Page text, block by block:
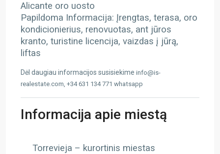
Alicante oro uosto
Papildoma Informacija: Įrengtas, terasa, oro
kondicionierius, renovuotas, ant jūros
kranto, turistine licencija, vaizdas į jūrą,
liftas
Dėl daugiau informacijos susisiekime info@is-
realestate.com, +34 631 134 771 whatsapp
Informacija apie miestą
Torrevieja – kurortinis miestas